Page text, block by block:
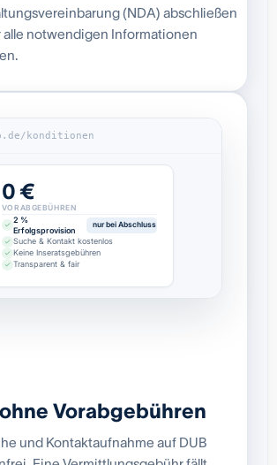
(NDA) abschließen
alle notwendigen Informationen
konditionen
0 €
VORABGEBÜHREN
2 %
Erfolgsprovision
nur bei Abschluss
Suche & Kontakt kostenlos
Keine Inseratsgebühren
Transparent & fair
Vorabgebühren
und Kontaktaufnahme auf DUB